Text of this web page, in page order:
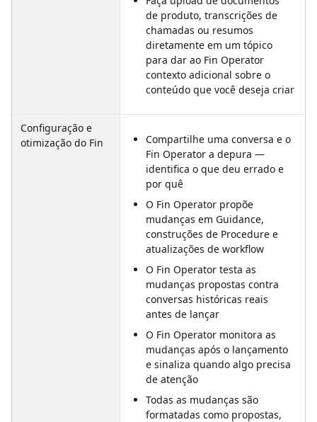
de produto, transcrições de
chamadas ou resumos
diretamente em um tópico
para dar ao Fin Operator
contexto adicional sobre o
conteúdo que você deseja criar
Configuração e
otimização do Fin
Compartilhe uma conversa e o
Fin Operator a depura —
identifica o que deu errado e
por quê
O Fin Operator propõe
mudanças em Guidance,
construções de Procedure e
atualizações de workflow
O Fin Operator testa as
mudanças propostas contra
conversas históricas reais
antes de lançar
O Fin Operator monitora as
mudanças após o lançamento
e sinaliza quando algo precisa
de atenção
Todas as mudanças são
formatadas como propostas,